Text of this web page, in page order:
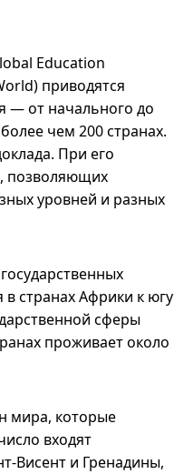
Education
приводятся
— от начального до
чем 200 странах.
При его
позволяющих
уровней и разных
странах Африки к югу
сферы
проживает около
мира, которые
входят
Висент и Гренадины,